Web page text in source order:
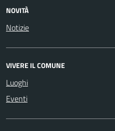
NOVITÀ
Notizie
VIVERE IL COMUNE
Luoghi
Eventi